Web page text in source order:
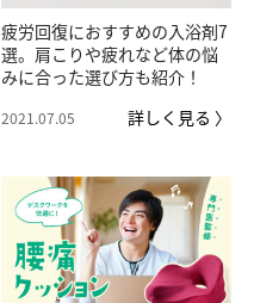
疲労回復におすすめの入浴剤7
選。肩こりや疲れなど体の悩
みに合った選び方も紹介！
2021.07.05 詳しく見る 〉